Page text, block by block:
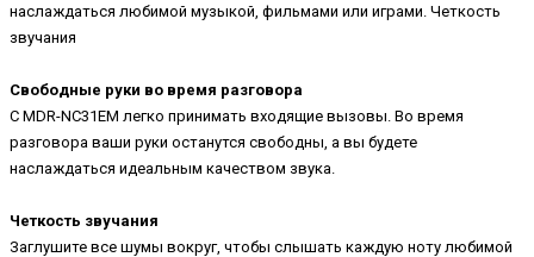
наслаждаться любимой музыкой, фильмами или играми. Четкость
звучания
Свободные руки во время разговора
С MDR-NC31EM легко принимать входящие вызовы. Во время
разговора ваши руки останутся свободны, а вы будете
наслаждаться идеальным качеством звука.
Четкость звучания
Заглушите все шумы вокруг, чтобы слышать каждую ноту любимой